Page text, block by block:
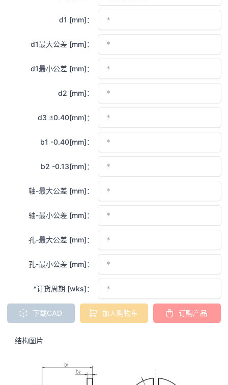
d1 [mm]：
d1最大公差 [mm]：
d1最小公差 [mm]：
d2 [mm]：
d3 ±0.40[mm]：
b1 -0.40[mm]：
b2 -0.13[mm]：
轴-最大公差 [mm]：
轴-最小公差 [mm]：
孔-最大公差 [mm]：
孔-最小公差 [mm]：
*订货周期 [wks]：
下载CAD 加入购物车 订购产品
结构图片